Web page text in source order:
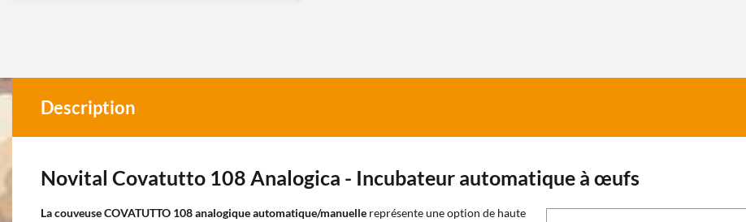
Description
Novital Covatutto 108 Analogica - Incubateur automatique à œufs
La couveuse COVATUTTO 108 analogique automatique/manuelle représente une option de haute